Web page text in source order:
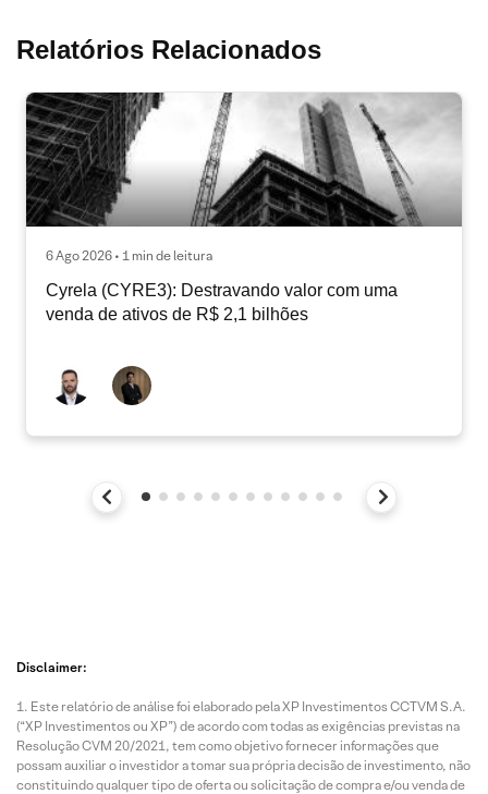
Relatórios Relacionados
6 Ago 2026 • 1 min de leitura
Cyrela (CYRE3): Destravando valor com uma
venda de ativos de R$ 2,1 bilhões
Disclaimer:
Este relatório de análise foi elaborado pela XP Investimentos CCTVM S.A.
(“XP Investimentos ou XP”) de acordo com todas as exigências previstas na
Resolução CVM 20/2021, tem como objetivo fornecer informações que
possam auxiliar o investidor a tomar sua própria decisão de investimento, não
constituindo qualquer tipo de oferta ou solicitação de compra e/ou venda de